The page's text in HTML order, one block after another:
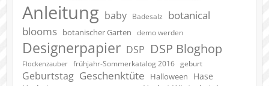
Anleitung baby Badesalz
botanical
blooms botanischer Garten demo werden
Designerpapier DSP DSP Bloghop
Flockenzauber frühjahr-Sommerkatalog 2016 geburt
Geburtstag Geschenktüte Halloween
Hase